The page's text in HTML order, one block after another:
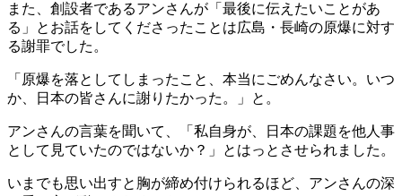
また、創設者であるアンさんが「最後に伝えたいことがあ
る」とお話をしてくださったことは広島・長崎の原爆に対す
る謝罪でした。
「原爆を落としてしまったこと、本当にごめんなさい。いつ
か、日本の皆さんに謝りたかった。」と。
アンさんの言葉を聞いて、「私自身が、日本の課題を他人事
として見ていたのではないか？」とはっとさせられました。
いまでも思い出すと胸が締め付けられるほど、アンさんの深